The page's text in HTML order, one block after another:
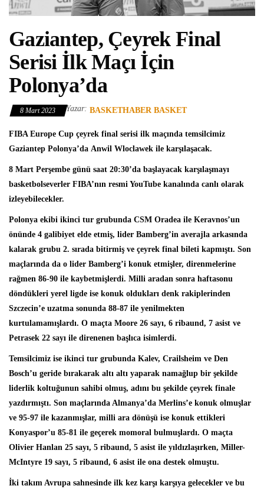
Gaziantep, Çeyrek Final
Serisi İlk Maçı İçin
Polonya’da
8 Mart 2023 Yazar: BASKETHABER BASKET
FIBA Europe Cup çeyrek final serisi ilk maçında temsilcimiz
Gaziantep Polonya’da Anwil Wloclawek ile karşılaşacak.
8 Mart Perşembe günü saat 20:30’da başlayacak karşılaşmayı
basketbolseverler FIBA’nın resmi YouTube kanalında canlı olarak
izleyebilecekler.
Polonya ekibi ikinci tur grubunda CSM Oradea ile Keravnos’un
önünde 4 galibiyet elde etmiş, lider Bamberg’in averajla arkasında
kalarak grubu 2. sırada bitirmiş ve çeyrek final bileti kapmıştı. Son
maçlarında da o lider Bamberg’i konuk etmişler, direnmelerine
rağmen 86-90 ile kaybetmişlerdi. Milli aradan sonra haftasonu
döndükleri yerel ligde ise konuk oldukları denk rakiplerinden
Szczecin’e uzatma sonunda 88-87 ile yenilmekten
kurtulamamışlardı. O maçta Moore 26 sayı, 6 ribaund, 7 asist ve
Petrasek 22 sayı ile direnenen başlıca isimlerdi.
Temsilcimiz ise ikinci tur grubunda Kalev, Crailsheim ve Den
Bosch’u geride bırakarak altı altı yaparak namağlup bir şekilde
liderlik koltuğunun sahibi olmuş, adını bu şekilde çeyrek finale
yazdırmıştı. Son maçlarında Almanya’da Merlins’e konuk olmuşlar
ve 95-97 ile kazanmışlar, milli ara dönüşü ise konuk ettikleri
Konyaspor’u 85-81 ile geçerek momoral bulmuşlardı. O maçta
Olivier Hanlan 25 sayı, 5 ribaund, 5 asist ile yıldızlaşırken, Miller-
McIntyre 19 sayı, 5 ribaund, 6 asist ile ona destek olmuştu.
İki takım Avrupa sahnesinde ilk kez karşı karşıya gelecekler ve bu